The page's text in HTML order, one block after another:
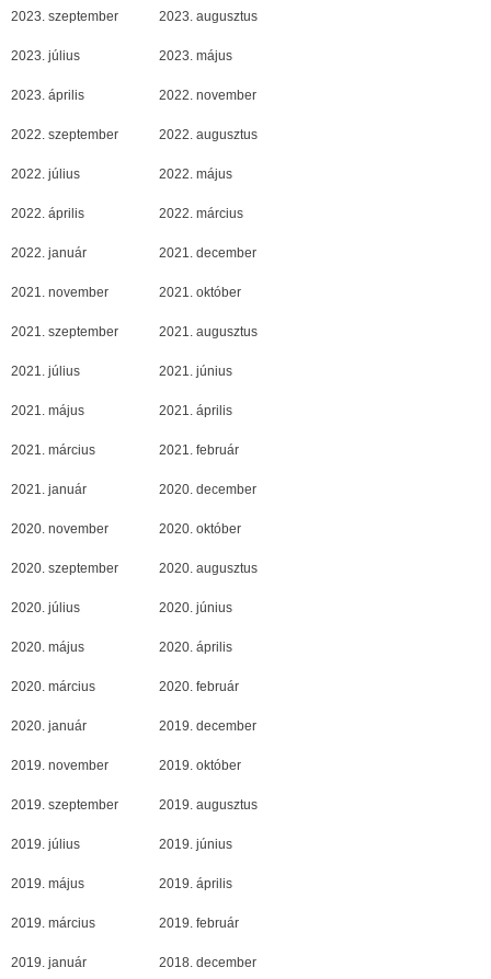
2023. szeptember 2023. augusztus
2023. július 2023. május
2023. április 2022. november
2022. szeptember 2022. augusztus
2022. július 2022. május
2022. április 2022. március
2022. január 2021. december
2021. november 2021. október
2021. szeptember 2021. augusztus
2021. július 2021. június
2021. május 2021. április
2021. március 2021. február
2021. január 2020. december
2020. november 2020. október
2020. szeptember 2020. augusztus
2020. július 2020. június
2020. május 2020. április
2020. március 2020. február
2020. január 2019. december
2019. november 2019. október
2019. szeptember 2019. augusztus
2019. július 2019. június
2019. május 2019. április
2019. március 2019. február
2019. január 2018. december